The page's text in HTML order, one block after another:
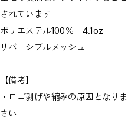
されています
ポリエステル100％ 4.1oz
リバーシブルメッシュ
【備考】
・ロゴ剥げや縮みの原因となり
さい